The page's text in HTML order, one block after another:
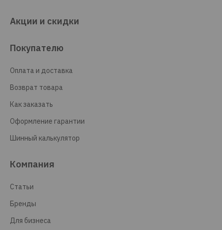
Акции и скидки
Покупателю
Оплата и доставка
Возврат товара
Как заказать
Оформление гарантии
Шинный калькулятор
Компания
Статьи
Бренды
Для бизнеса